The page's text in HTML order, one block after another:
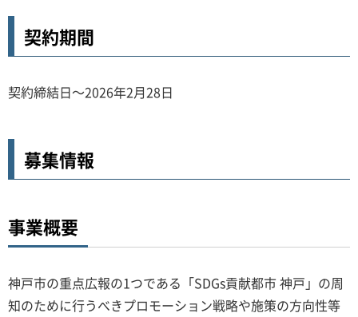
契約期間
契約締結日～2026年2月28日
募集情報
事業概要
神戸市の重点広報の1つである「SDGs貢献都市 神戸」の周
知のために行うべきプロモーション戦略や施策の方向性等